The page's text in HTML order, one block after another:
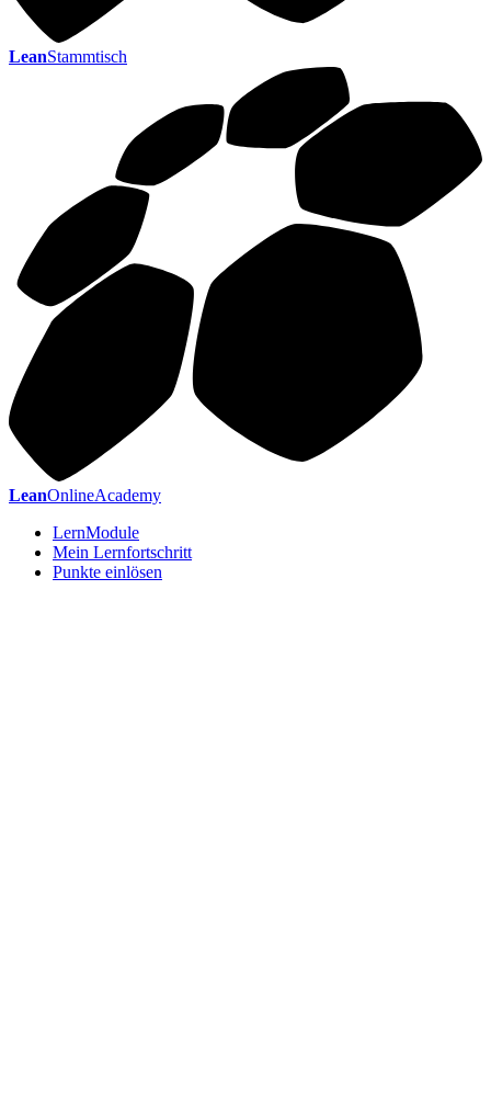
LeanStammtisch
LeanOnlineAcademy
LernModule
Mein Lernfortschritt
Punkte einlösen